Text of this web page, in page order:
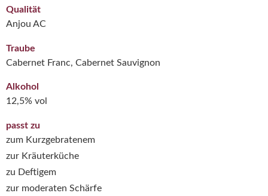
Qualität
Anjou AC
Traube
Cabernet Franc, Cabernet Sauvignon
Alkohol
12,5% vol
passt zu
zum Kurzgebratenem
zur Kräuterküche
zu Deftigem
zur moderaten Schärfe